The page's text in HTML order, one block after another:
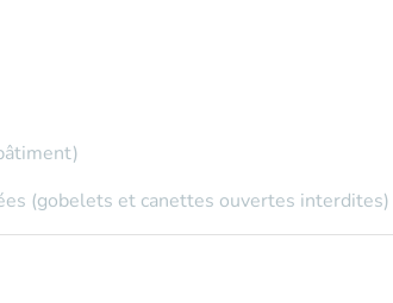
(gobelets et canettes ouvertes interdites)